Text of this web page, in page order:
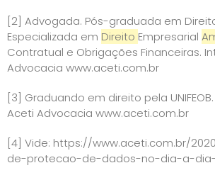
[2] Advogada. Pós-graduada em
Especializada em Direito Empresarial
Contratual e Obrigações Financeiras.
Advocacia www.aceti.com.br
[3] Graduando em direito pela
Aceti Advocacia www.aceti.com.br
[4] Vide: https://www.aceti.com.br/
de-protecao-de-dados-no-dia-a-